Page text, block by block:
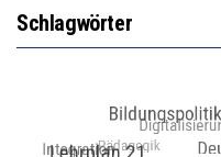
Schlagwörter